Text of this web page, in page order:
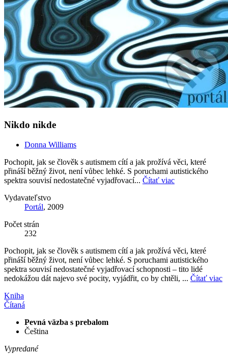
Nikdo nikde
Donna Williams
Pochopit, jak se člověk s autismem cítí a jak prožívá věci, které
přináší běžný život, není vůbec lehké. S poruchami autistického
spektra souvisí nedostatečné vyjadřovací... Čítať viac
Vydavateľstvo
Portál, 2009
Počet strán
232
Pochopit, jak se člověk s autismem cítí a jak prožívá věci, které
přináší běžný život, není vůbec lehké. S poruchami autistického
spektra souvisí nedostatečné vyjadřovací schopnosti – tito lidé
nedokážou dát najevo své pocity, vyjádřit, co by chtěli, ... Čítať viac
Kniha
Čítaná
Pevná väzba s prebalom
Čeština
Vypredané